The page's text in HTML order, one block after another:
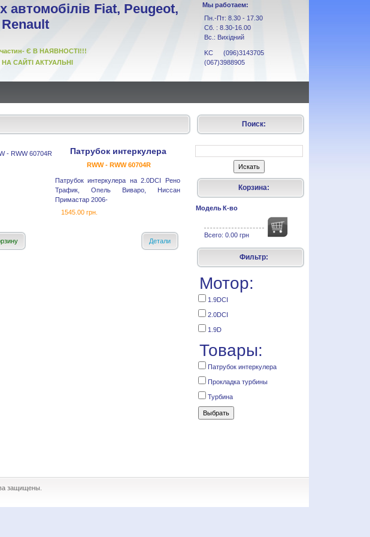
Fiat, Peugeot,
Є В НАЯВНОСТІ!!!
АКТУАЛЬНІ
Мы работаем:
Пн.-Пт: 8.30 - 17.30
Сб. : 8.30-16.00
Вс.: Вихідний
KC (096)3143705
(067)3988905
Патрубок интеркулера
RWW - RWW 60704R
Патрубок интеркулера на 2.0DCI Рено
Трафик, Опель Виваро, Ниссан
Примастар 2006-
1545.00 грн.
Детали
Поиск:
Корзина:
МодельК-во
Всего: 0.00 грн
Фильтр:
Мотор:
1.9DCI
2.0DCI
1.9D
Товары:
Патрубок интеркулера
Прокладка турбины
Турбина
защищены.